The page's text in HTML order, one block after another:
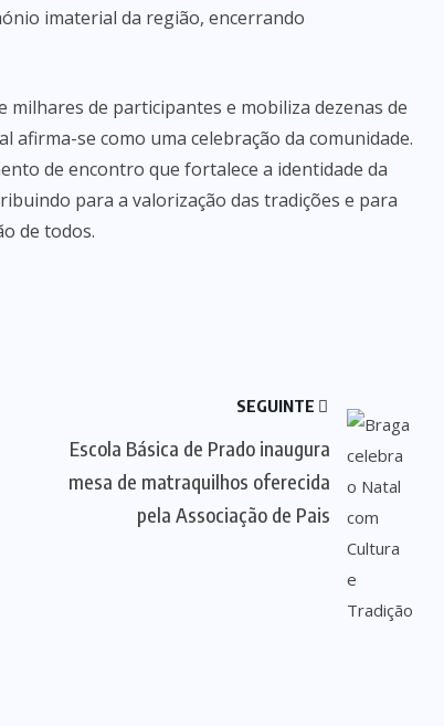
imaterial da região, encerrando
de participantes e mobiliza dezenas de
se como uma celebração da comunidade.
de encontro que fortalece a identidade da
para a valorização das tradições e para
de todos.
SEGUINTE
Escola Básica de Prado inaugura
mesa de matraquilhos oferecida
pela Associação de Pais